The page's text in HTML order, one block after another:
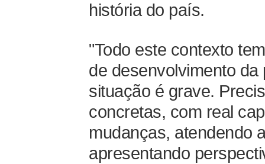
história do país.
"Todo este contexto
de desenvolvimento da
situação é grave.
concretas, com real
mudanças, atendendo
apresentando